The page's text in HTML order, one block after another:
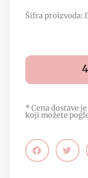
Šifra proizvoda:
* Cena dostave
koji možete